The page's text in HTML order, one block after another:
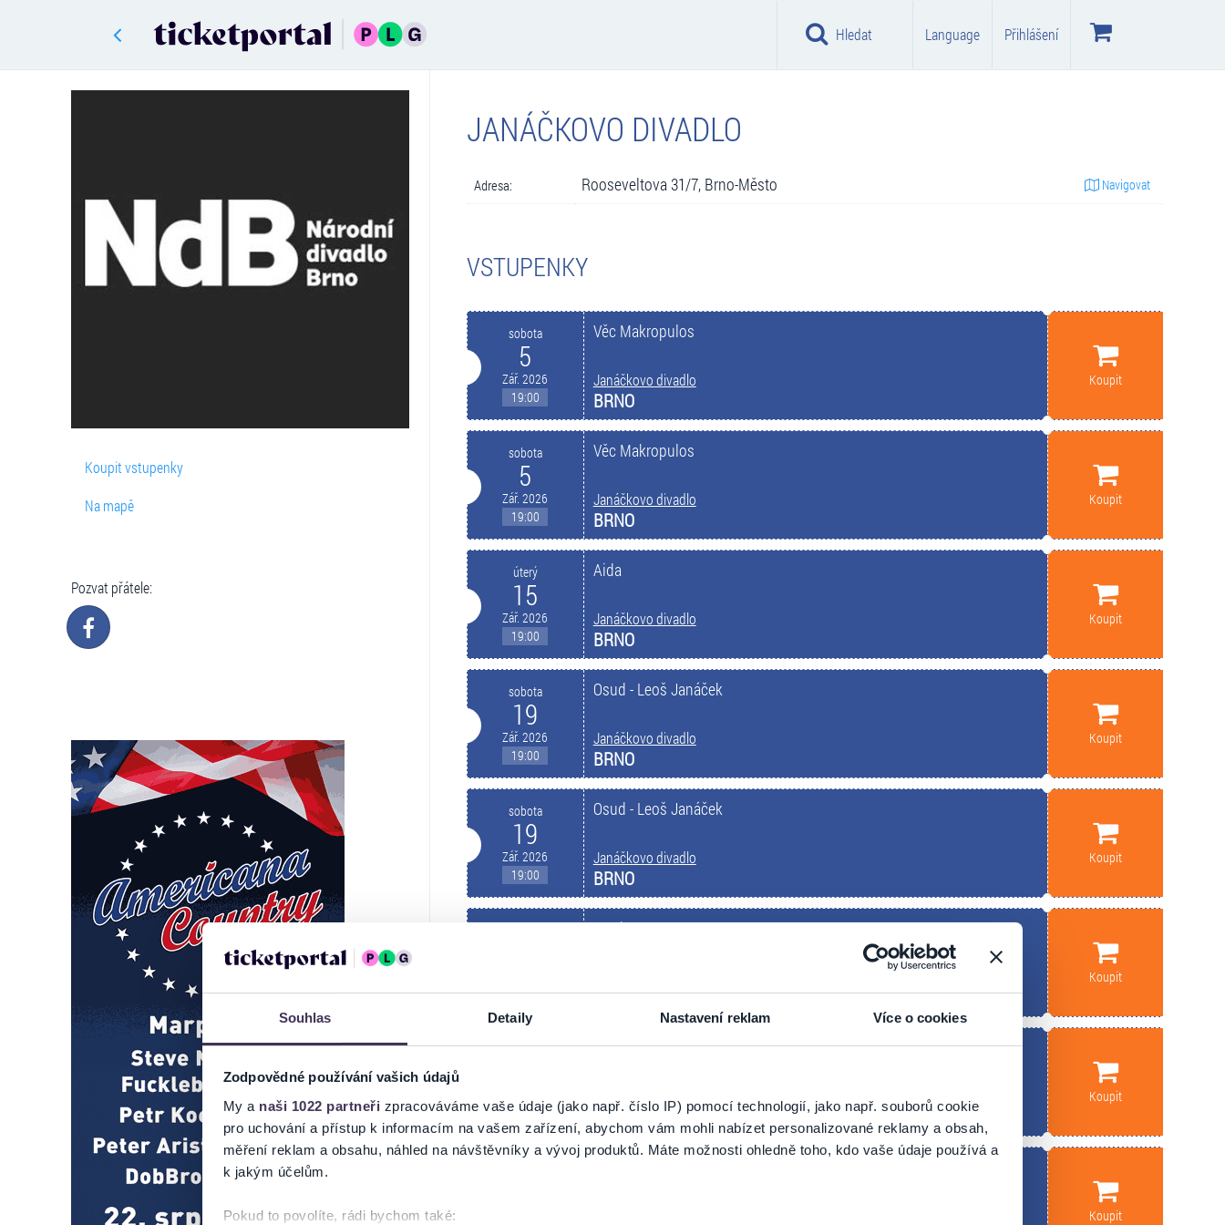
Souhlas Detaily Nastavení reklam Více o cookies
Zodpovědné používání vašich údajů
My a naši 1022 partneři zpracováváme vaše údaje (jako např. číslo IP) pomocí technologií, jako např. souborů cookie
pro uchování a přístup k informacím na vašem zařízení, abychom vám mohli nabízet personalizované reklamy a obsah,
měření reklam a obsahu, náhled na návštěvníky a vývoj produktů. Máte možnosti ohledně toho, kdo vaše údaje používá a
k jakým účelům.
Pokud to povolíte, rádi bychom také:
Hledat Language Přihlášení
Koupit vstupenky
Na mapě
Pozvat přátele:
JANÁČKOVO DIVADLO
Adresa: Rooseveltova 31/7, Brno-Město Navigovat
VSTUPENKY
sobota
5
Zář. 2026
19:00
Věc Makropulos
Janáčkovo divadlo
BRNO
Koupit
sobota
5
Zář. 2026
19:00
Věc Makropulos
Janáčkovo divadlo
BRNO
Koupit
úterý
15
Zář. 2026
19:00
Aida
Janáčkovo divadlo
BRNO
Koupit
sobota
19
Zář. 2026
19:00
Osud - Leoš Janáček
Janáčkovo divadlo
BRNO
Koupit
sobota
19
Zář. 2026
19:00
Osud - Leoš Janáček
Janáčkovo divadlo
BRNO
Koupit
19:00
Maska
BRNO
Koupit
sobota
19:00
Maska
BRNO
Koupit
Koupit